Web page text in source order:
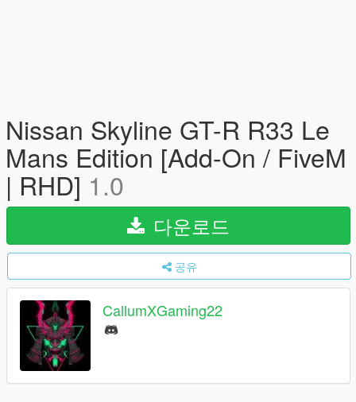
Nissan Skyline GT-R R33 Le
Mans Edition [Add-On / FiveM
| RHD] 1.0
다운로드
공유
CallumXGaming22